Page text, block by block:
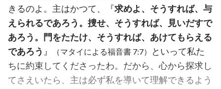
きるのよ。主はかつて、『求めよ、そうすれば、与
えられるであろう。捜せ、そうすれば、見いだすで
あろう。門をたたけ、そうすれば、あけてもらえる
であろう 』 （マタイによる福音書 7:7）
といって私た
ちに約束してくださったわ。だから、心から探求し
てさえいたら、主は必ず私を導いて理解できるよう